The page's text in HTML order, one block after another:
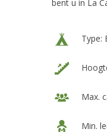
bent u in La
Type:
Max.
Min.